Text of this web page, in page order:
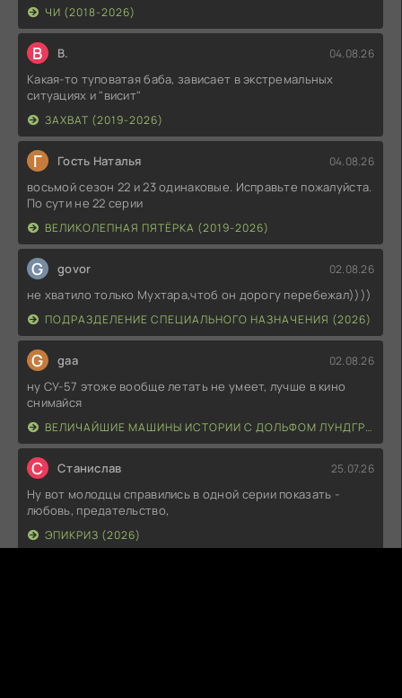
ЧИ (2018-2026)
В В. 04.08.26
Какая-то туповатая баба, зависает в экстремальных
ситуациях и "висит"
ЗАХВАТ (2019-2026)
Г Гость Наталья 04.08.26
восьмой сезон 22 и 23 одинаковые. Исправьте пожалуйста.
По сути не 22 серии
ВЕЛИКОЛЕПНАЯ ПЯТЁРКА (2019-2026)
G govor 02.08.26
не хватило только Мухтара,чтоб он дорогу перебежал))))
ПОДРАЗДЕЛЕНИЕ СПЕЦИАЛЬНОГО НАЗНАЧЕНИЯ (2026)
G gaa 02.08.26
ну СУ-57 этоже вообще летать не умеет, лучше в кино
снимайся
ВЕЛИЧАЙШИЕ МАШИНЫ ИСТОРИИ С ДОЛЬФОМ ЛУНДГРЕНОМ (2026)
С Станислав 25.07.26
Ну вот молодцы справились в одной серии показать -
любовь, предательство,
ЭПИКРИЗ (2026)